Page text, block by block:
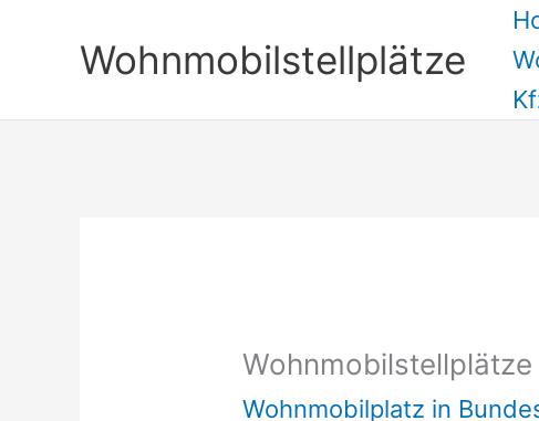
Wohnmobilstellplätze
Wohnmobilstellplätze
Wohnmobilplatz in